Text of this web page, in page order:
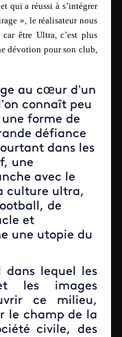
qui a réussi à s’intégrer
», le réalisateur nous
être Ultra, c’est plus
dévotion pour son club,
au cœur d’un
connaît peu
forme de
défiance
dans les
une
avec le
culture ultra,
de
et
une utopie du
lequel les
les images
ce milieu,
le champ de la
civile, des